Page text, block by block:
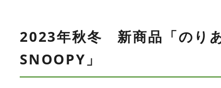
2023年秋冬 新商品「のり
SNOOPY」